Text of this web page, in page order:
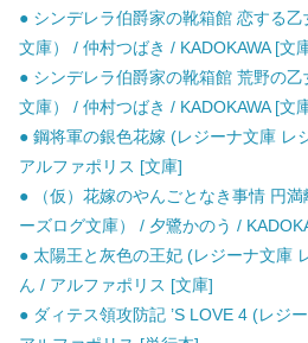
● シンデレラ伯爵家の靴箱館 恋する
文庫） / 仲村つばき / KADOKAWA [文
● シンデレラ伯爵家の靴箱館 荒野の
文庫） / 仲村つばき / KADOKAWA [文
● 鋼将軍の銀色花嫁 (レジーナ文庫 レ
アルファポリス [文庫]
● （仮）花嫁のやんごとなき事情 円
ーズログ文庫） / 夕鷺かのう /
● 太陽王と灰色の王妃 (レジーナ文庫
ん / アルファポリス [文庫]
● ダィテス領攻防記 ’S LOVE 4 (レジ